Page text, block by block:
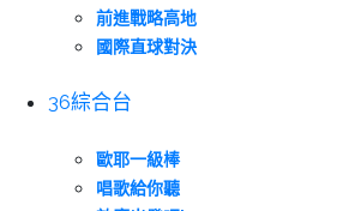
前進戰略高地
國際直球對決
36綜合台
歐耶一級棒
唱歌給你聽